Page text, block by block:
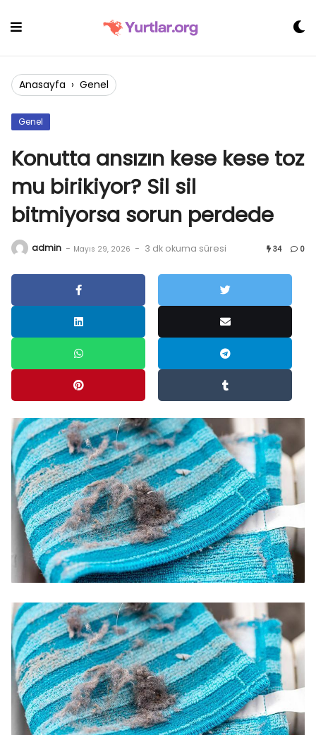
Anasayfa › Genel
Genel
Konutta ansızın kese kese toz
mu birikiyor? Sil sil
bitmiyorsa sorun perdede
admin - Mayıs 29, 2026 - 3 dk okuma süresi 34 0